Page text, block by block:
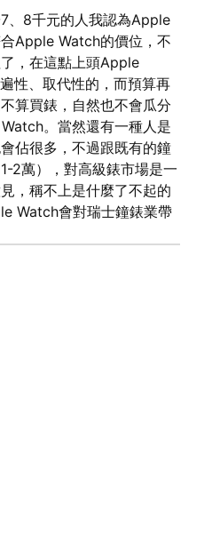
、8千元的人我認為Apple
Apple Watch的價位，不
，在這點上頭Apple
性、取代性的，而預算再
算買錶，自然也不會瓜分
。當然還有一種人是
佔很多，不過跟既有的鐘
2萬），對高級錶市場是一
，稱不上是什麼了不起的
Watch會對瑞士鐘錶業帶